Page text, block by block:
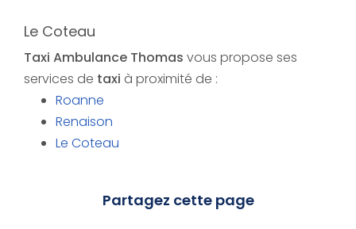
Le Coteau
Taxi Ambulance Thomas vous propose ses
services de taxi à proximité de :
Roanne
Renaison
Le Coteau